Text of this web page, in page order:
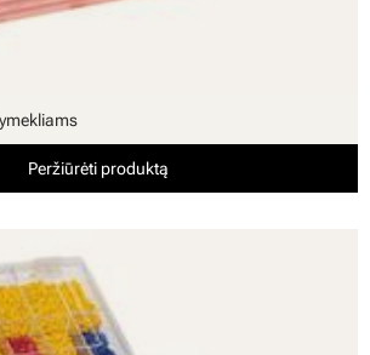
Peržiūrėti produktą